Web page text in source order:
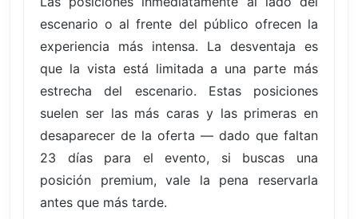
escenario o al frente del público ofrecen la
experiencia más intensa. La desventaja es
que la vista está limitada a una parte más
estrecha del escenario. Estas posiciones
suelen ser las más caras y las primeras en
desaparecer de la oferta — dado que faltan
23 días para el evento, si buscas una
posición premium, vale la pena reservarla
antes que más tarde.